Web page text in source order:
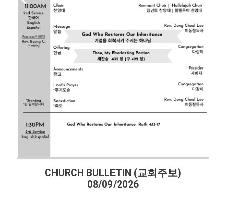
CHURCH BULLETIN (교회주보)
08/09/2026